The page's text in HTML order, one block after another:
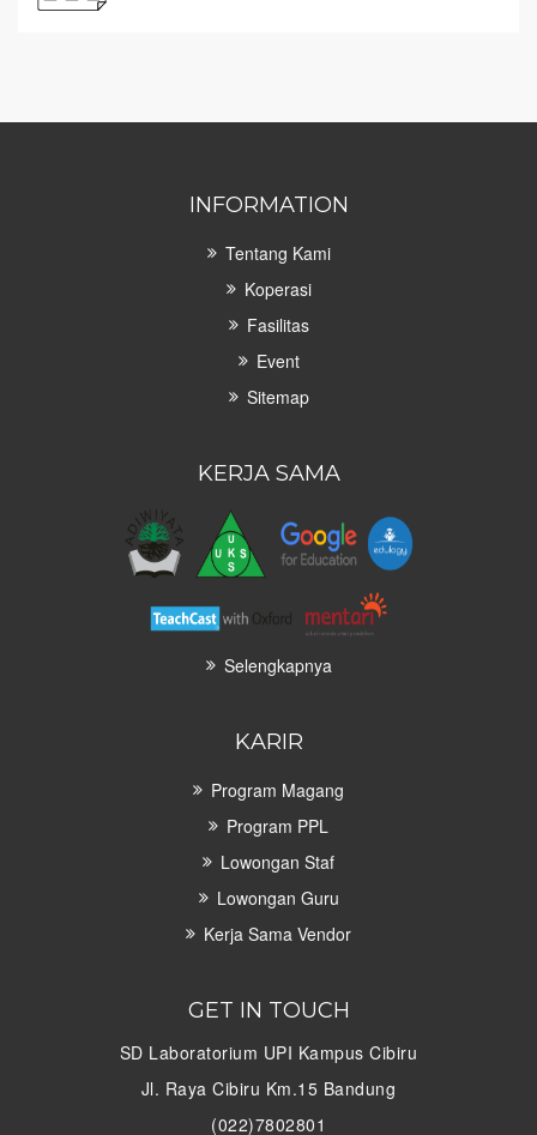
INFORMATION
Tentang Kami
Koperasi
Fasilitas
Event
Sitemap
KERJA SAMA
Selengkapnya
KARIR
Program Magang
Program PPL
Lowongan Staf
Lowongan Guru
Kerja Sama Vendor
GET IN TOUCH
SD Laboratorium UPI Kampus Cibiru
Jl. Raya Cibiru Km.15 Bandung
(022)7802801